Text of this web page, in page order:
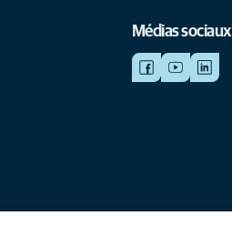
Médias sociaux